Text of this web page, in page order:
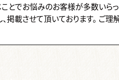
とでお悩みのお客様が多数いら
掲載させて頂いております。 ご理